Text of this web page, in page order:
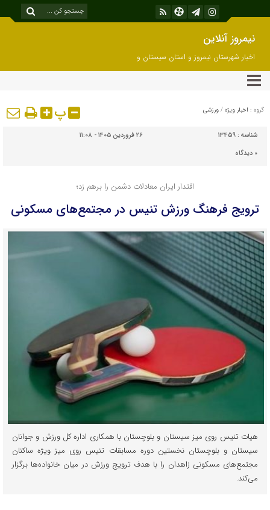
نیمروز آنلاین
اخبار شهرستان نیمروز و استان سیستان و
بلوچستان
گروه : اخبار ویژه / ورزشی پ
شناسه : 13459
۲۶ فروردین ۱۴۰۵ - ۱۱:۰۸
۰ دیدگاه
اقتدار ایران معادلات دشمن را برهم زد؛
ترویج فرهنگ ورزش تنیس در مجتمع‌های مسکونی
هیات تنیس روی میز سیستان و بلوچستان با همکاری اداره کل ورزش و جوانان
سیستان و بلوچستان نخستین دوره مسابقات تنیس روی میز ویژه ساکنان
مجتمع‌های مسکونی زاهدان را با هدف ترویج ورزش در میان خانواده‌ها برگزار
می‌کند.